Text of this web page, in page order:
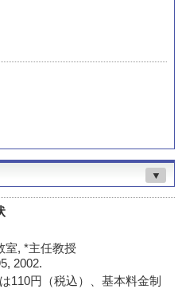
▼
室, *主任教授
2002.
110円（税込）、基本料金制